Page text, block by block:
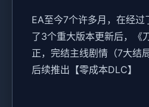
EA至今7个许多月，在经
了3个重大版本更新后，《
正，完结主线剧情（7大结
后续推出【零成本DLC】